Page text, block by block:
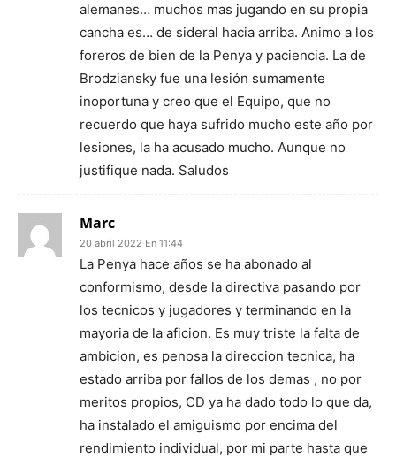
alemanes… muchos mas jugando en su propia
cancha es… de sideral hacia arriba. Animo a los
foreros de bien de la Penya y paciencia. La de
Brodziansky fue una lesión sumamente
inoportuna y creo que el Equipo, que no
recuerdo que haya sufrido mucho este año por
lesiones, la ha acusado mucho. Aunque no
justifique nada. Saludos
Marc
20 abril 2022 En 11:44
La Penya hace años se ha abonado al
conformismo, desde la directiva pasando por
los tecnicos y jugadores y terminando en la
mayoria de la aficion. Es muy triste la falta de
ambicion, es penosa la direccion tecnica, ha
estado arriba por fallos de los demas , no por
meritos propios, CD ya ha dado todo lo que da,
ha instalado el amiguismo por encima del
rendimiento individual, por mi parte hasta que